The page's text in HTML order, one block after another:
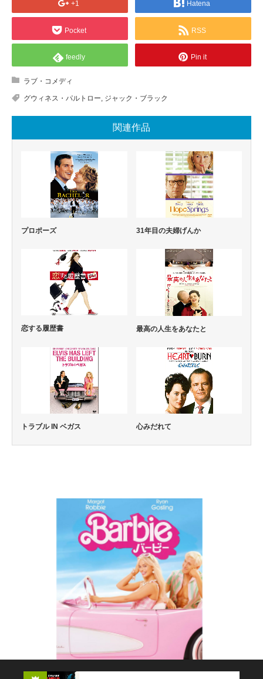
+1 Hatena
Pocket RSS
feedly Pin it
ラブ・コメディ
グウィネス・パルトロー ジャック・ブラック
関連作品
プロポーズ 31年目の夫婦げんか
恋する履歴書 最高の人生をあなたと
トラブル IN ベガス 心みだれて